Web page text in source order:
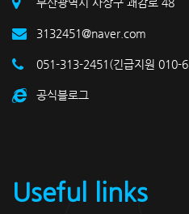
부산광역시 사상구 괘감로 48
3132451@naver.com
051-313-2451(긴급지원 010-
공식블로그
Useful links